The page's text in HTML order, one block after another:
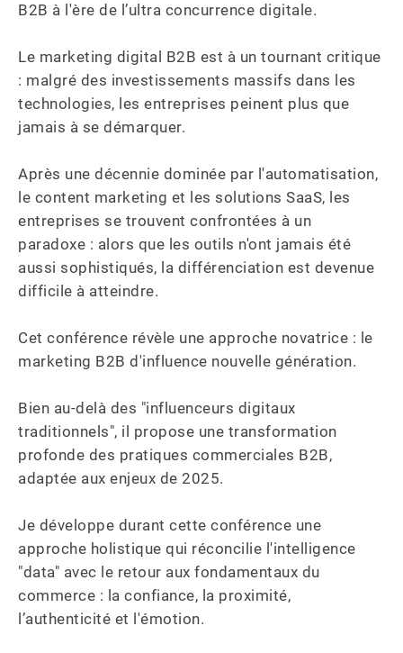
B2B à l'ère de l’ultra concurrence digitale.
Le marketing digital B2B est à un tournant critique
: malgré des investissements massifs dans les
technologies, les entreprises peinent plus que
jamais à se démarquer.
Après une décennie dominée par l'automatisation,
le content marketing et les solutions SaaS, les
entreprises se trouvent confrontées à un
paradoxe : alors que les outils n'ont jamais été
aussi sophistiqués, la différenciation est devenue
difficile à atteindre.
Cet conférence révèle une approche novatrice : le
marketing B2B d'influence nouvelle génération.
Bien au-delà des "influenceurs digitaux
traditionnels", il propose une transformation
profonde des pratiques commerciales B2B,
adaptée aux enjeux de 2025.
Je développe durant cette conférence une
approche holistique qui réconcilie l'intelligence
"data" avec le retour aux fondamentaux du
commerce : la confiance, la proximité,
l’authenticité et l'émotion.